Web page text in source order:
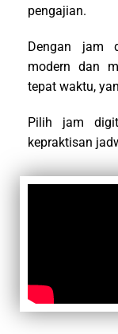
pengajian.
Dengan jam
modern dan
tepat waktu,
Pilih jam
kepraktisan